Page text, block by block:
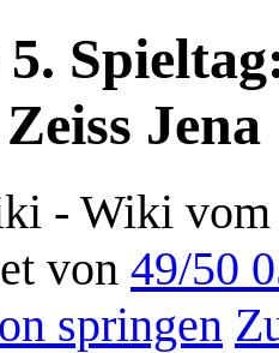
5.
Jena
- Wiki vom
von 49/50
springen